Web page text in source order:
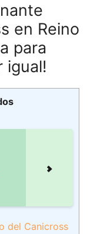
en Reino
para
igual!
del Canicross